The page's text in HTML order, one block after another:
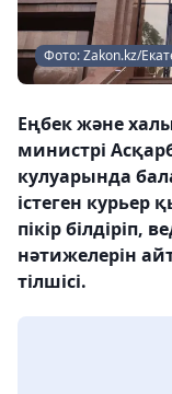
Фото: Zakon.kz/
Еңбек және
министрі
кулуарында
істеген
пікір білдіріп,
нәтижелерін
тілшісі.